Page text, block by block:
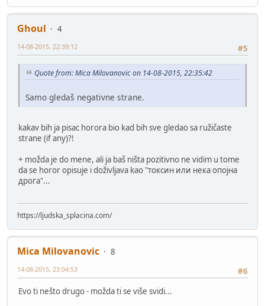
Ghoul
4
#5
14-08-2015, 22:39:12
Quote from: Mica Milovanovic on 14-08-2015, 22:35:42
Samo gledaš negativne strane.
kakav bih ja pisac horora bio kad bih sve gledao sa ružičaste
strane (if any)?!
+ možda je do mene, ali ja baš ništa pozitivno ne vidim u tome
da se horor opisuje i doživljava kao "токсин или нека опојна
дрога"...
https://ljudska_splacina.com/
Mica Milovanovic
8
#6
14-08-2015, 23:04:53
Evo ti nešto drugo - možda ti se više svidi...